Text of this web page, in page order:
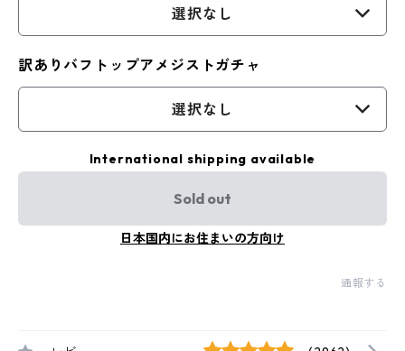
選択なし
訳ありバフトップアメジストガチャ
選択なし
International shipping available
Sold out
日本国内にお住まいの方向け
通報する